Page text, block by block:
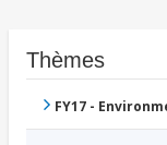
Thèmes
FY17 -